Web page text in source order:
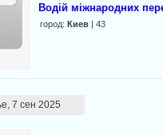
Водiй мiжнародних
город: Киев| 43
7 сен 2025